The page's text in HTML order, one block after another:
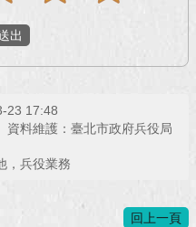
23 17:48
資料維護：臺北市政府兵役局
，兵役業務
回上一頁